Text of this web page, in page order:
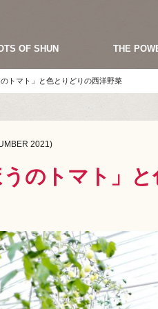
OF SHUN THE
トマト」と色とりどりの西洋野菜
2021)
のトマト」